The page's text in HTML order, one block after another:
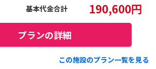
基本代金合計 190,600円
プランの詳細
この施設のプラン一覧を見る